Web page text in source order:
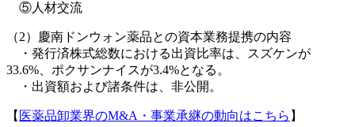
⑤人材交流
（2）慶南ドンウォン薬品との資本業務提携の内容
・発行済株式総数における出資比率は、スズケンが
33.6%、ポクサンナイスが3.4%となる。
・出資額および諸条件は、非公開。
【 医薬品卸業界のM&A・事業承継の動向はこちら 】